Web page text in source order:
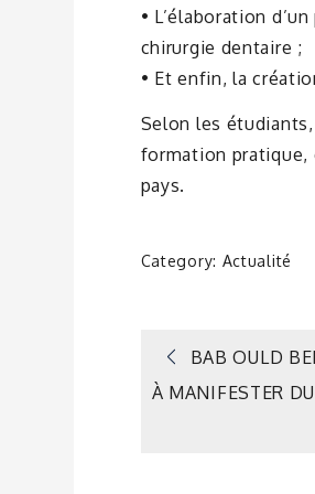
• L’élaboration
chirurgie dentaire ;
• Et enfin, la
Selon les
formation pratique,
pays.
Category: Actualité
BAB OULD
À MANIFESTER